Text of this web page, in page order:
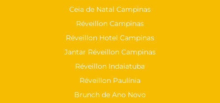
Ceia de Natal Campinas
Réveillon Campinas
Réveillon Hotel Campinas
Jantar Réveillon Campinas
Réveillon Indaiatuba
Réveillon Paulínia
Brunch de Ano Novo